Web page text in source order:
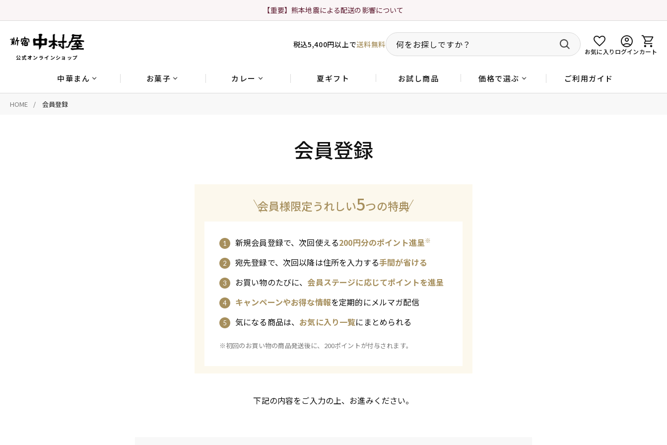
【重要】熊本地震による配送の影響について
公式オンラインショップ
税込5,400円以上で送料無料
お気に入りログインカート
中華まん お菓子 カレー 夏ギフト お試し商品 価格で選ぶ ご利用ガイド
HOME 会員登録
会員登録
会員様限定うれしい5つの特典
新規会員登録で、次回使える200円分のポイント進呈※
宛先登録で、次回以降は住所を入力する手間が省ける
お買い物のたびに、 会員ステージに応じてポイントを進呈
キャンペーンやお得な情報を定期的にメルマガ配信
気になる商品は、 お気に入り一覧にまとめられる
※初回のお買い物の商品発送後に、200ポイントが付与されます。
下記の内容をご入力の上、お進みください。